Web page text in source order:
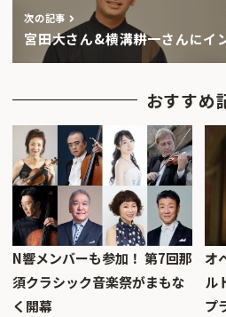
次の記事
宮田大さん&横溝耕一さんにイ
おすすめ
N響メンバーも参加！ 第7回那
須クラシック音楽祭がまもな
く開幕
オ
ル
プ